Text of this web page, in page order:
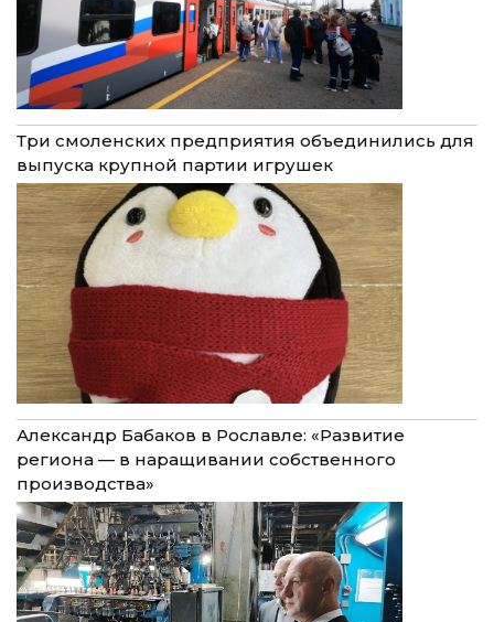
Три смоленских предприятия объединились для
выпуска крупной партии игрушек
Александр Бабаков в Рославле: «Развитие
региона — в наращивании собственного
производства»